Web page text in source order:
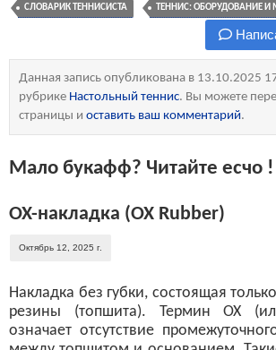
СЛОВАРИК ТЕННИСИСТА ТЕННИС: ОБОРУДОВАНИЕ И
Данная запись опубликована в 13.10.2025
рубрике Настольный теннис. Вы можете
страницы и оставить ваш комментарий.
Мало букафф? Читайте есчо !
OX-накладка (OX Rubber)
Октябрь 12, 2025 г.
Накладка без губки, состоящая
резины (топшита). Термин OX
означает отсутствие